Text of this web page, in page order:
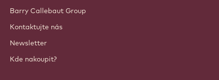
Barry Callebaut Group
Kontaktujte nás
Newsletter
Kde nakoupit?